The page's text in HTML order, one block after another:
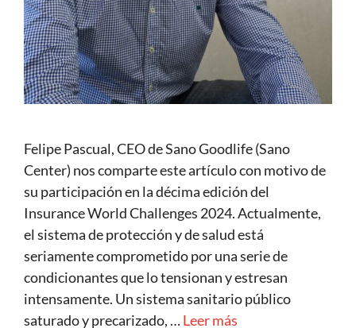
Felipe Pascual, CEO de Sano Goodlife (Sano
Center) nos comparte este artículo con motivo de
su participación en la décima edición del
Insurance World Challenges 2024. Actualmente,
el sistema de protección y de salud está
seriamente comprometido por una serie de
condicionantes que lo tensionan y estresan
intensamente. Un sistema sanitario público
saturado y precarizado, …Leer más